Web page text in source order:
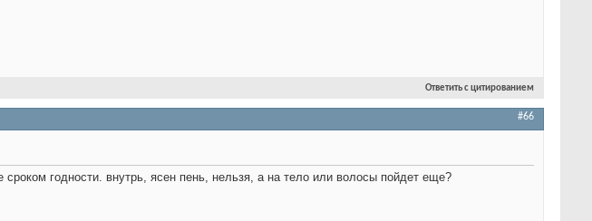
Ответить с цитированием
#66
годности . внутрь, ясен пень, нельзя, а на тело или волосы пойдет еще?